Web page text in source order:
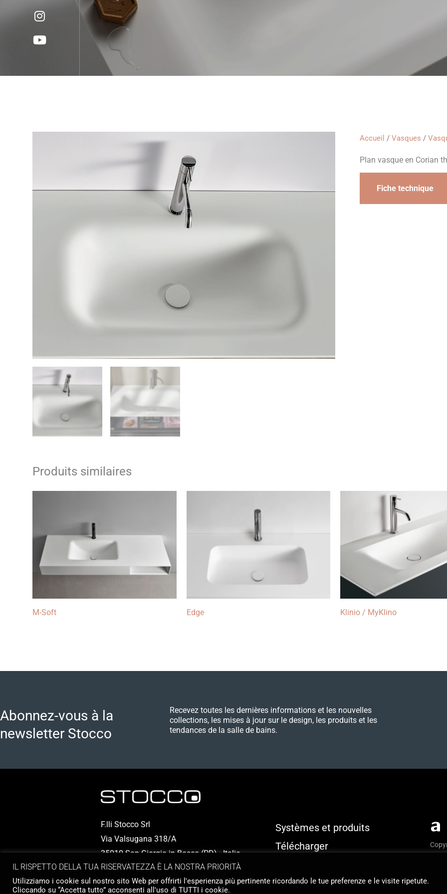
Accueil / Vasques /
Plan vasque en Corian
Fiche technique
Produits similaires
M-Soft Edge Klinio / MyKlino
Abonnez-vous à la
newsletter Stocco
Recevez toutes les dernières informations et les nouvelles
collections, les mises à jour sur le design, les produits et les
tendances de la salle de bains.
F.lli Stocco Srl
Via Valsugana 318/A
35010 San Giorgio in Bosco (PD) - Italia
P.IVA 00324950286
Systèmes et produits
Télécharger
Contact
IL RISPETTO DELLA TUA RISERVATEZZA È LA NOSTRA PRIORITÀ
Utilizziamo i cookie sul nostro sito Web per offrirti l'esperienza più pertinente ricordando le tue preferenze e le visite ripetute.
Cliccando su “Accetta tutto” acconsenti all'uso di TUTTI i cookie.